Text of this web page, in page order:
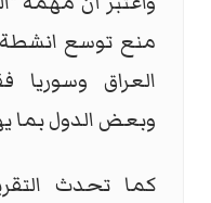
منع توسع
العراق وسوريا
وبعض الدول بما
كما تحدث